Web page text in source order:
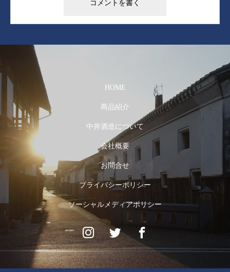
HOME
商品紹介
中井酒造について
会社概要
お問合せ
プライバシーポリシー
ソーシャルメディアポリシー